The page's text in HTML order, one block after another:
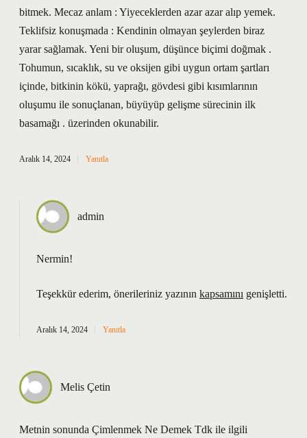
bitmek. Mecaz anlam : Yiyeceklerden azar azar alıp yemek.
Teklifsiz konuşmada : Kendinin olmayan şeylerden biraz
yarar sağlamak. Yeni bir oluşum, düşünce biçimi doğmak .
Tohumun, sıcaklık, su ve oksijen gibi uygun ortam şartları
içinde, bitkinin kökü, yaprağı, gövdesi gibi kısımlarının
oluşumu ile sonuçlanan, büyüyüp gelişme sürecinin ilk
basamağı . üzerinden okunabilir.
Aralık 14, 2024 Yanıtla
admin
Nermin!
Teşekkür ederim, önerileriniz yazının kapsamını genişletti.
Aralık 14, 2024 Yanıtla
Melis Çetin
Metnin sonunda Çimlenmek Ne Demek Tdk ile ilgili